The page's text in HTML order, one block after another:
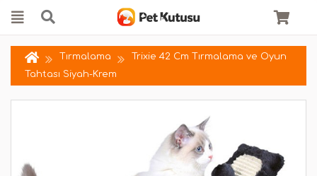
Tırmalama
Trixie 42 Cm Tırmalama ve Oyun
Tahtası Siyah-Krem